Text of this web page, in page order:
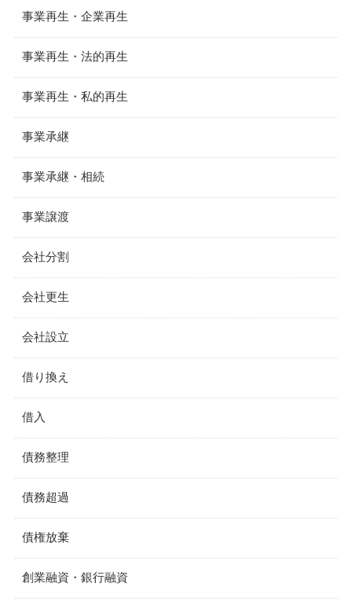
事業再生・企業再生
事業再生・法的再生
事業再生・私的再生
事業承継
事業承継・相続
事業譲渡
会社分割
会社更生
会社設立
借り換え
借入
債務整理
債務超過
債権放棄
創業融資・銀行融資